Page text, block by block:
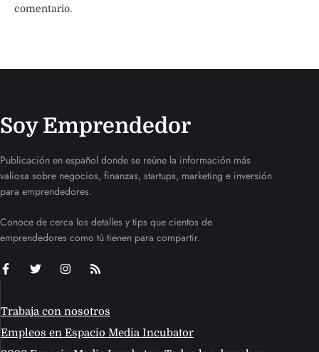
comentario.
Soy Emprendedor
Publicación en español donde se reúne la información más
valiosa sobre negocios, finanzas, startups, marketing e inversión
para emprendedores.
Conoce de cerca los detalles y tips que cientos de
emprendedores como tú tienen para compartir.
Trabaja con nosotros
Empleos en Espacio Media Incubator